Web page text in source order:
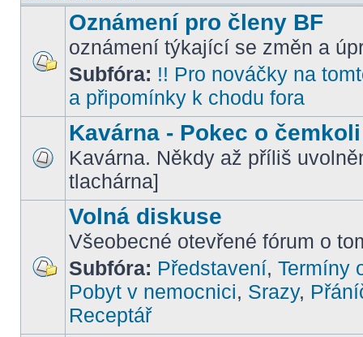
Oznámení pro členy BF
oznámení týkající se změn a
Subfóra: !! Pro nováčky na
a připomínky k chodu fora
Kavárna - Pokec o čemkoli
Kavárna. Někdy až příliš
tlachárna]
Volná diskuse
Všeobecné otevřené fórum o
Subfóra: Představení, Termíny
Pobyt v nemocnici, Srazy,
Receptář